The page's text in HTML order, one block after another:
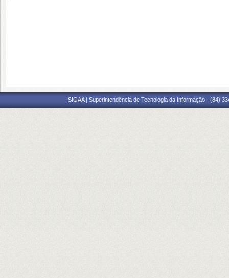
SIGAA | Superintendência de Tecnologia da Informação - (84)